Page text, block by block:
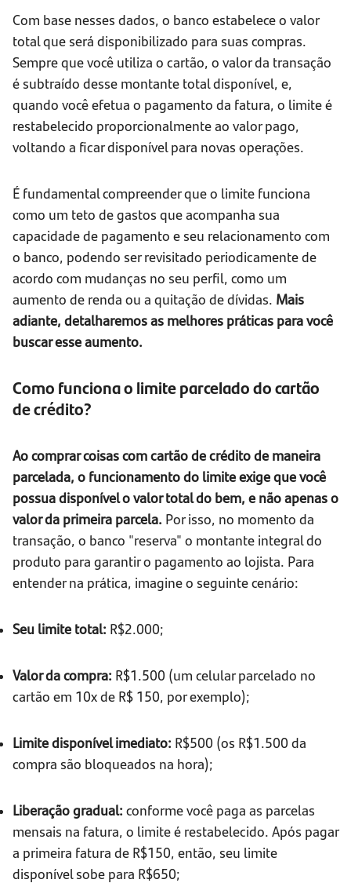
Com base nesses dados, o banco estabelece o valor
total que será disponibilizado para suas compras.
Sempre que você utiliza o cartão, o valor da transação
é subtraído desse montante total disponível, e,
quando você efetua o pagamento da fatura, o limite é
restabelecido proporcionalmente ao valor pago,
voltando a ficar disponível para novas operações.
É fundamental compreender que o limite funciona
como um teto de gastos que acompanha sua
capacidade de pagamento e seu relacionamento com
o banco, podendo ser revisitado periodicamente de
acordo com mudanças no seu perfil, como um
aumento de renda ou a quitação de dívidas. Mais
adiante, detalharemos as melhores práticas para você
buscar esse aumento.
Como funciona o limite parcelado do cartão
de crédito?
Ao comprar coisas com cartão de crédito de maneira
parcelada, o funcionamento do limite exige que você
possua disponível o valor total do bem, e não apenas o
valor da primeira parcela. Por isso, no momento da
transação, o banco "reserva" o montante integral do
produto para garantir o pagamento ao lojista. Para
entender na prática, imagine o seguinte cenário:
Seu limite total: R$2.000;
Valor da compra: R$1.500 (um celular parcelado no
cartão em 10x de R$ 150, por exemplo);
Limite disponível imediato: R$500 (os R$1.500 da
compra são bloqueados na hora);
Liberação gradual: conforme você paga as parcelas
mensais na fatura, o limite é restabelecido. Após pagar
a primeira fatura de R$150, então, seu limite
disponível sobe para R$650;